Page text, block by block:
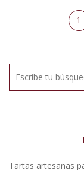
1
Tartas artesanas